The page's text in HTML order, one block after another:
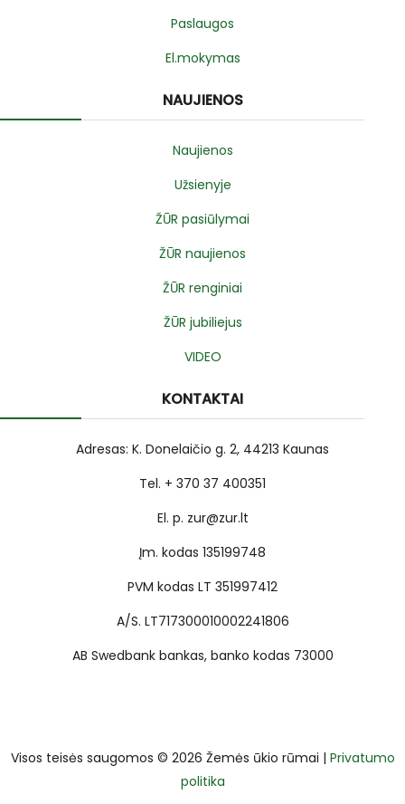
Paslaugos
El.mokymas
NAUJIENOS
Naujienos
Užsienyje
ŽŪR pasiūlymai
ŽŪR naujienos
ŽŪR renginiai
ŽŪR jubiliejus
VIDEO
KONTAKTAI
Adresas: K. Donelaičio g. 2, 44213 Kaunas
Tel. + 370 37 400351
El. p. zur@zur.lt
Įm. kodas 135199748
PVM kodas LT 351997412
A/S. LT717300010002241806
AB Swedbank bankas, banko kodas 73000
Visos teisės saugomos © 2026 Žemės ūkio rūmai | Privatumo
politika